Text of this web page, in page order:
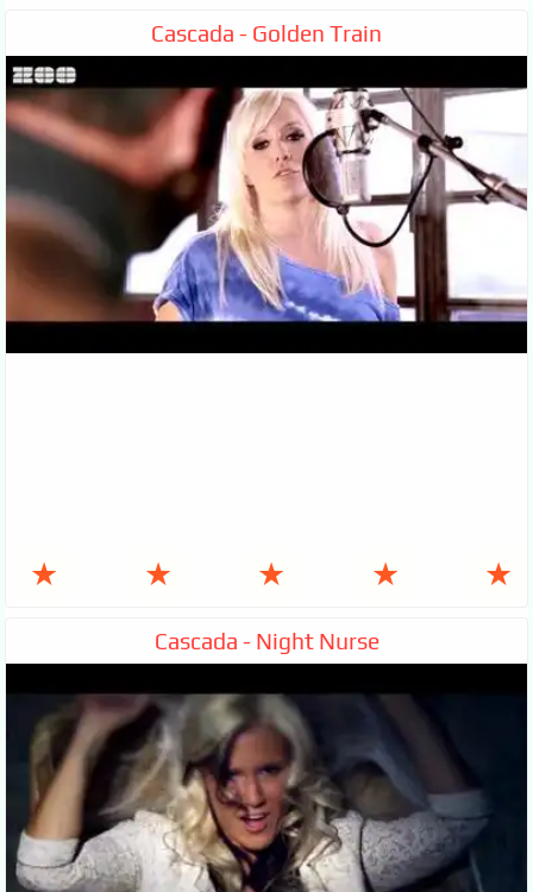
Cascada - Golden Train
★ ★ ★ ★ ★
Cascada - Night Nurse